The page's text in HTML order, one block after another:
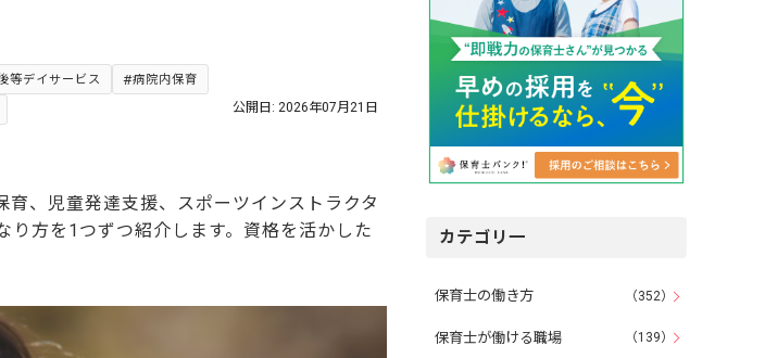
等デイサービス 病院内保育
公開日: 2026年07月21日
、児童発達支援、スポーツインストラクタ
方を1つずつ紹介します。資格を活かした
カテゴリ一
保育士の働き方 （352）
保育士が働ける職場 （139）